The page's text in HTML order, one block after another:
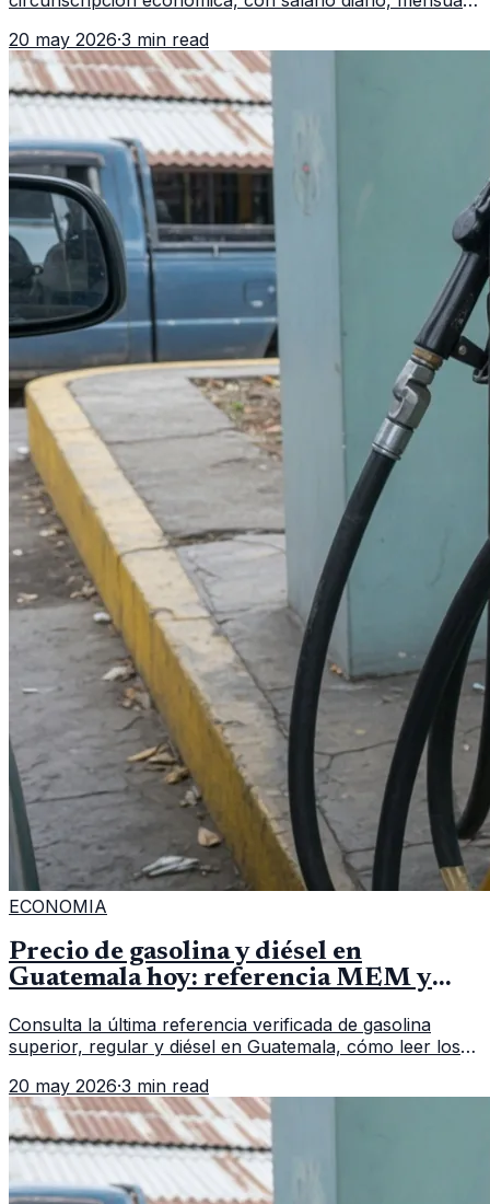
20 may 2026·3 min read
ECONOMIA
Precio de gasolina y diésel en
Guatemala hoy: referencia MEM y
Consulta la última referencia verificada de gasolina
superior, regular y diésel en Guatemala, cómo leer los
tanque.
20 may 2026·3 min read